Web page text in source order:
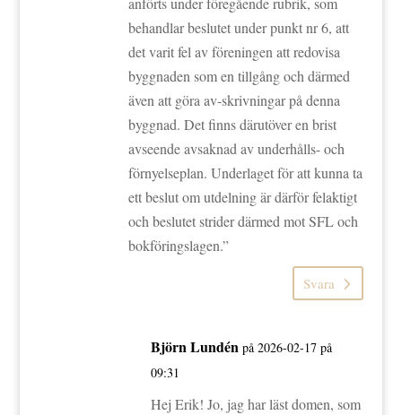
behandlar beslutet under punkt nr 6, att
det varit fel av föreningen att redovisa
byggnaden som en tillgång och därmed
även att göra av-skrivningar på denna
byggnad. Det finns därutöver en brist
avseende avsaknad av underhålls- och
förnyelseplan. Underlaget för att kunna ta
ett beslut om utdelning är därför felaktigt
och beslutet strider därmed mot SFL och
bokföringslagen.”
Svara
Björn Lundén på 2026-02-17 på
09:31
Hej Erik! Jo, jag har läst domen, som